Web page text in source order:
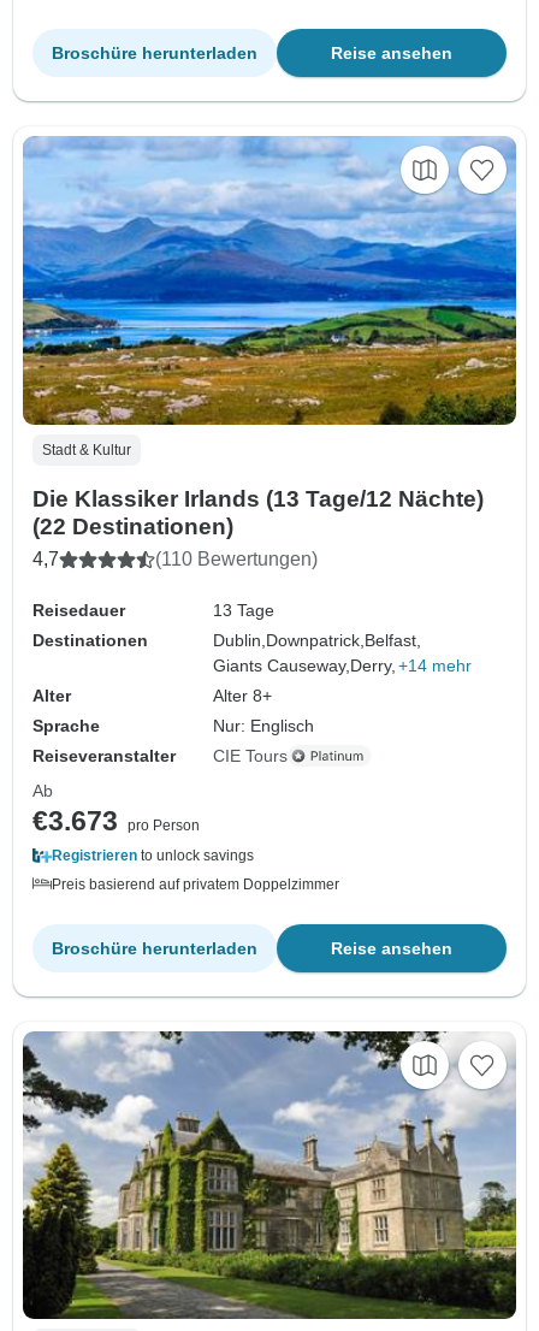
Reise ansehen
Broschüre herunterladen
Stadt & Kultur
Die Klassiker Irlands (13 Tage/12 Nächte)
(22 Destinationen)
4,7 (110 Bewertungen)
Reisedauer
13 Tage
Destinationen
Dublin, Downpatrick, Belfast,
Giants Causeway, Derry, +14 mehr
Alter
Alter 8+
Sprache
Nur: Englisch
Reiseveranstalter
CIE Tours
Ab
€3.673
pro Person
Registrieren to unlock savings
Preis basierend auf privatem Doppelzimmer
Reise ansehen
Broschüre herunterladen